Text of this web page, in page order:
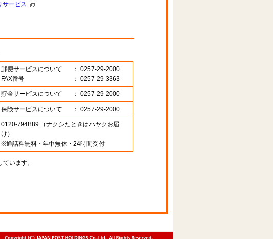
サービス
郵便サービスについて
： 0257-29-2000
FAX番号
： 0257-29-3363
貯金サービスについて ： 0257-29-2000
保険サービスについて ： 0257-29-2000
0120-794889 （ナクシたときはハヤクお届
け）
※通話料無料・年中無休・24時間受付
います。